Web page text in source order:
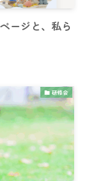
ージと、私ら
研修会